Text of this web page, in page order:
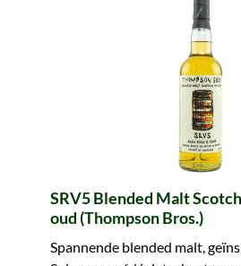
SRV5 Blended Malt
oud (Thompson Bros.)
Spannende blended malt,